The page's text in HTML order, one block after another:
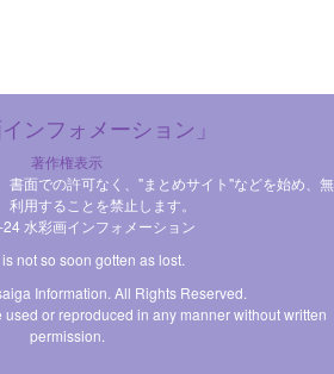
インフォメーション」
著作権表示
書面での許可なく、"まとめサイト"などを始め、無
利用することを禁止します。
水彩画インフォメーション
not so soon gotten as lost.
Information. All Rights Reserved.
used or reproduced in any manner without written
permission.